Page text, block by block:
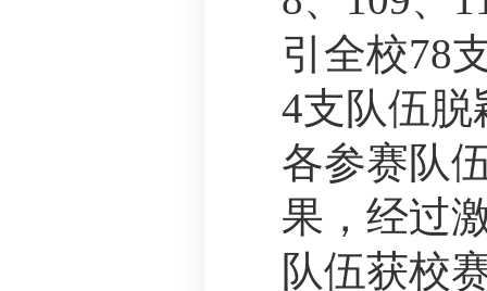
引全校78
4支队伍脱
各参赛队
果，经过
队伍获校